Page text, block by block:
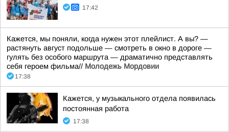
17:42
Кажется, мы поняли, когда нужен этот плейлист. А вы? —
растянуть август подольше — смотреть в окно в дороге —
гулять без особого маршрута — драматично представлять
себя героем фильма// Молодежь Мордовии
17:38
Кажется, у музыкального отдела появилась
постоянная работа
17:38